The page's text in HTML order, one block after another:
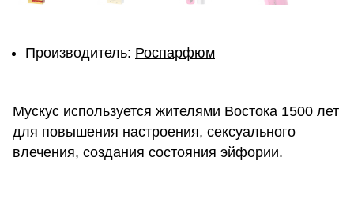
Производитель: Роспарфюм
Мускус используется жителями Востока 1500 лет
для повышения настроения, сексуального
влечения, создания состояния эйфории.